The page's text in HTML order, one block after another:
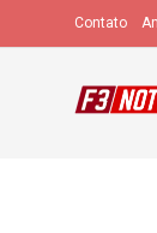
Contato